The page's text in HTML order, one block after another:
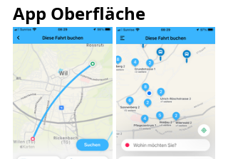
App Oberfläche